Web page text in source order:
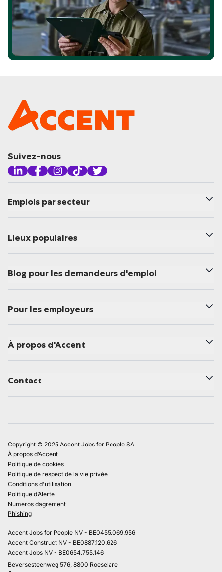
Suivez-nous
Emplois par secteur
Lieux populaires
Blog pour les demandeurs d'emploi
Pour les employeurs
À propos d'Accent
Contact
Copyright © 2025 Accent Jobs for People SA
À propos d’Accent
Politique de cookies
Politique de respect de la vie privée
Conditions d'utilisation
Politique d’Alerte
Numeros dagrement
Phishing
Accent Jobs for People NV - BE0455.069.956
Accent Construct NV - BE0887.120.626
Accent Jobs NV - BE0654.755.146
Beversesteenweg 576, 8800 Roeselare